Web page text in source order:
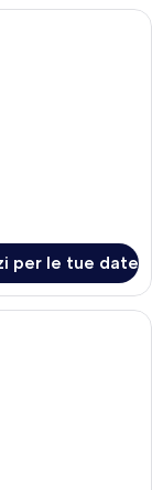
con due letti,
per le tue date
con un letto